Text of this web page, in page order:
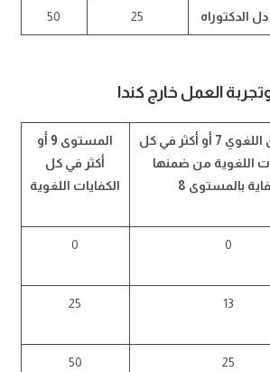
الدكتوراه 25
50
العمل خارج كندا
المستوى اللغوي 7 أو أكثر في كل
اللغوية من ضمنها
بالمستوى 8
المستوى 9 أو
أكثر في كل
الكفايات اللغوية
0
0
13
25
25
50